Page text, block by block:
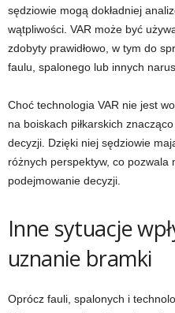
sędziowie mogą dokładniej
wątpliwości. VAR może być
zdobyty prawidłowo, w tym do
faulu, spalonego lub innych
Choć technologia VAR nie jest
na boiskach piłkarskich
decyzji. Dzięki niej sędziowie
różnych perspektyw, co pozwala
podejmowanie decyzji.
Inne sytuacje
uznanie bramki
Oprócz fauli, spalonych i